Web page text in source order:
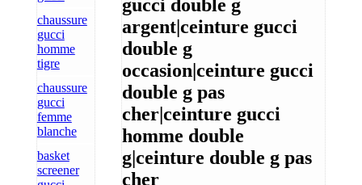
chaussure
gucci
homme
tigre
chaussure
gucci
femme
blanche
basket
screener
gucci double g
argent|ceinture gucci
double g
occasion|ceinture gucci
double g pas
cher|ceinture gucci
homme double
g|ceinture double g pas
cher